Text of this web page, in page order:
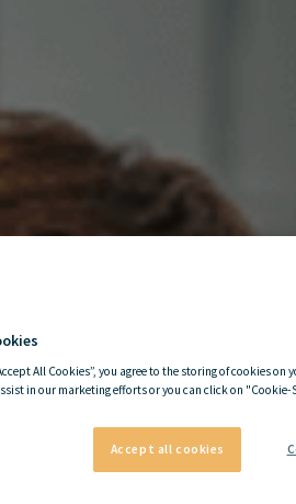
All Cookies”, you agree to the storing of cookies
in our marketing efforts or you can click on
Accept all cookies